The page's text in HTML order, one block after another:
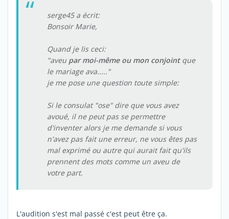
serge45 a écrit:
Bonsoir Marie,
Quand je lis ceci:
"aveu par moi-même ou mon conjoint que
le mariage ava....."
je me pose une question toute simple:
Si le consulat "ose" dire que vous avez
avoué, il ne peut pas se permettre
d'inventer alors je me demande si vous
n'avez pas fait une erreur, ne vous êtes pas
mal exprimé ou autre qui aurait fait qu'ils
prennent des mots comme un aveu de
votre part.
L'audition s'est mal passé c'est peut être ça.